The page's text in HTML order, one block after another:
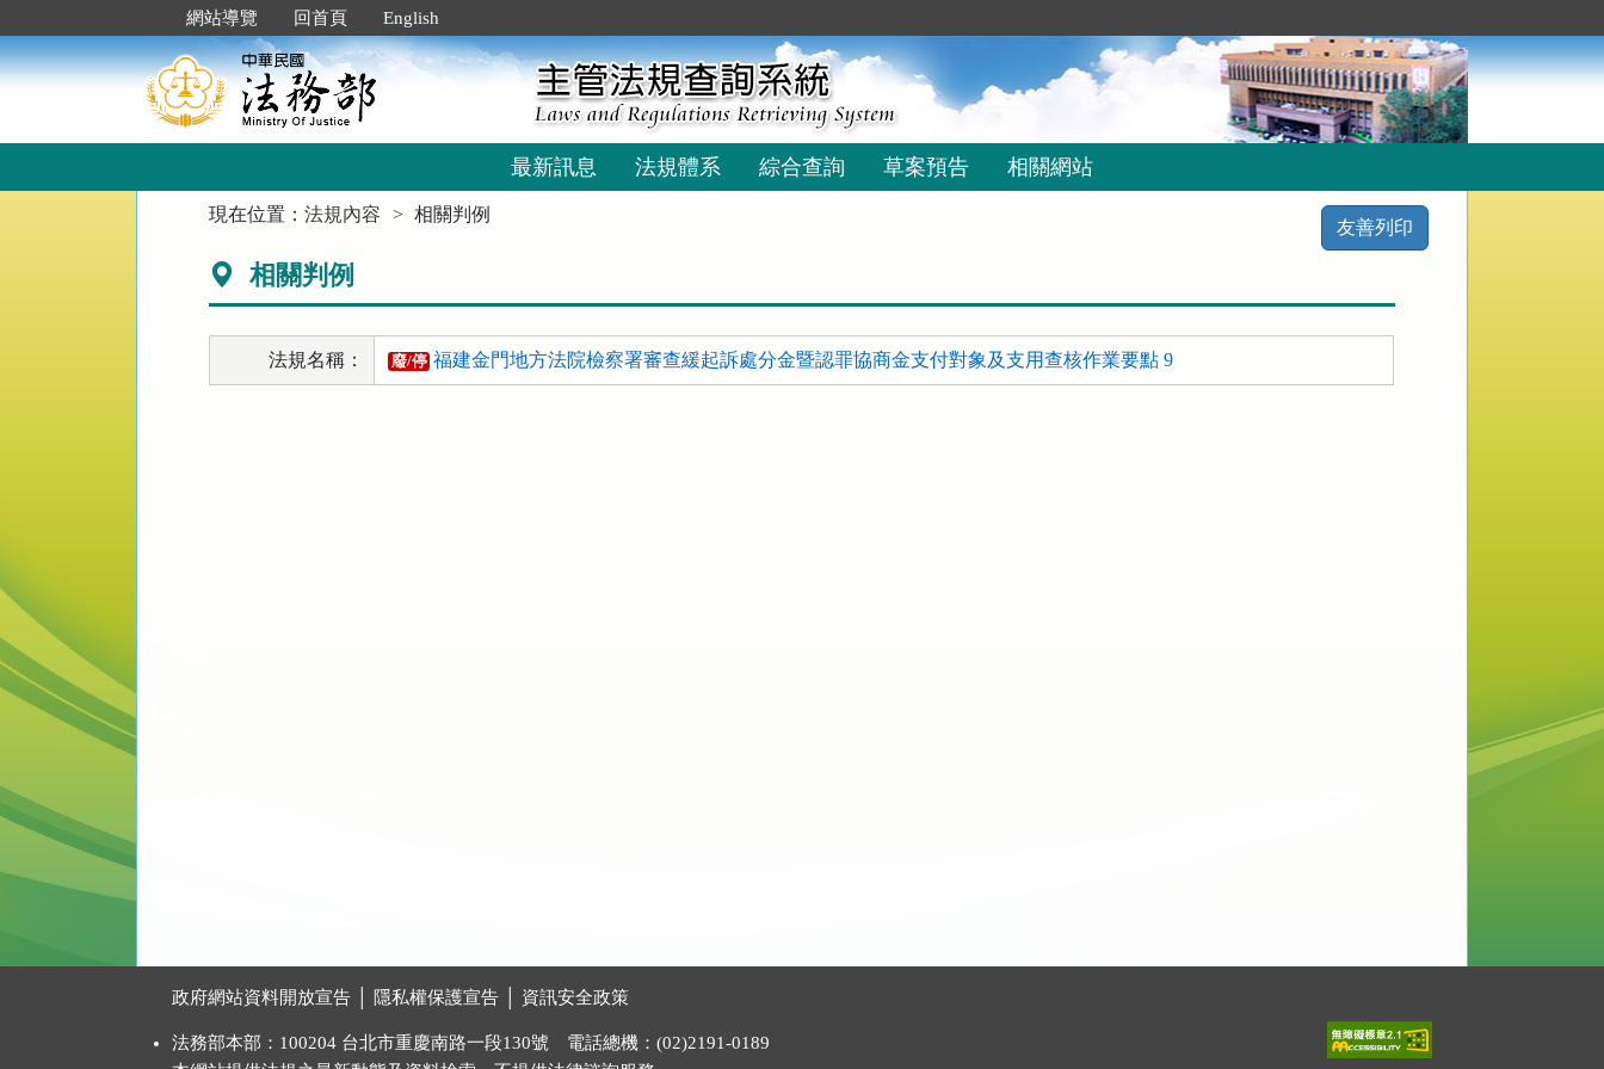
到
主
要
網站導覽 回首頁 English
最新訊息 法規體系 綜合查詢 草案預告 相關網站
現在位置：法規內容 相關判例
友善列印
相關判例
法規名稱： 廢/停 福建金門地方法院檢察署審查緩起訴處分金暨認罪協商金支付對象及支用查核作業要點 9
政府網站資料開放宣告 隱私權保護宣告 資訊安全政策
法務部本部：100204 台北市重慶南路一段130號 電話總機：(02)2191-0189